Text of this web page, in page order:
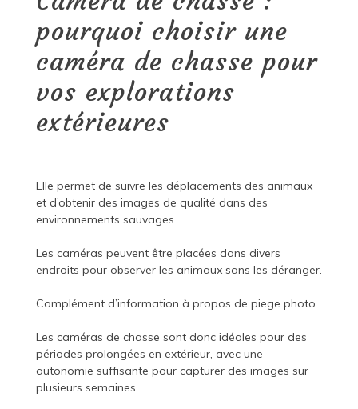
pourquoi choisir une
caméra de chasse pour
vos explorations
extérieures
Elle permet de suivre les déplacements des animaux
et d’obtenir des images de qualité dans des
environnements sauvages.
Les caméras peuvent être placées dans divers
endroits pour observer les animaux sans les déranger.
Complément d’information à propos de piege photo
Les caméras de chasse sont donc idéales pour des
périodes prolongées en extérieur, avec une
autonomie suffisante pour capturer des images sur
plusieurs semaines.